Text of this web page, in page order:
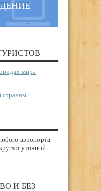
мира
странам
аэропорта
И БЕЗ